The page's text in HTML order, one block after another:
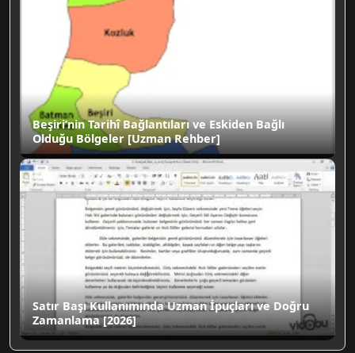
Beşiri’nin Tarihî Bağlantıları ve Eskiden Bağlı
Olduğu Bölgeler [Uzman Rehber]
Satır Başı Kullanımında Uzman İpuçları ve Doğru
Zamanlama [2026]